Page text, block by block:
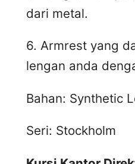
dari metal.
6. Armrest yang
lengan anda
Bahan: Synthetic
Seri: Stockholm